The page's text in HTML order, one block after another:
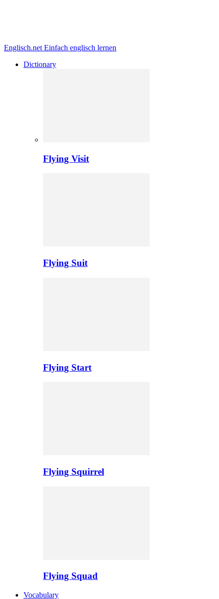
Englisch.net Einfach englisch lernen
Dictionary
Flying Visit
Flying Suit
Flying Start
Flying Squirrel
Flying Squad
Vocabulary